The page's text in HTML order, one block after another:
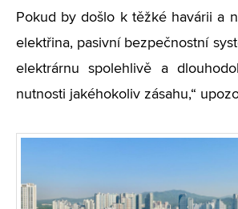
Pokud by došlo k těžké havárii a
elektřina, pasivní bezpečnostní
elektrárnu spolehlivě a
nutnosti jakéhokoliv zásahu,“